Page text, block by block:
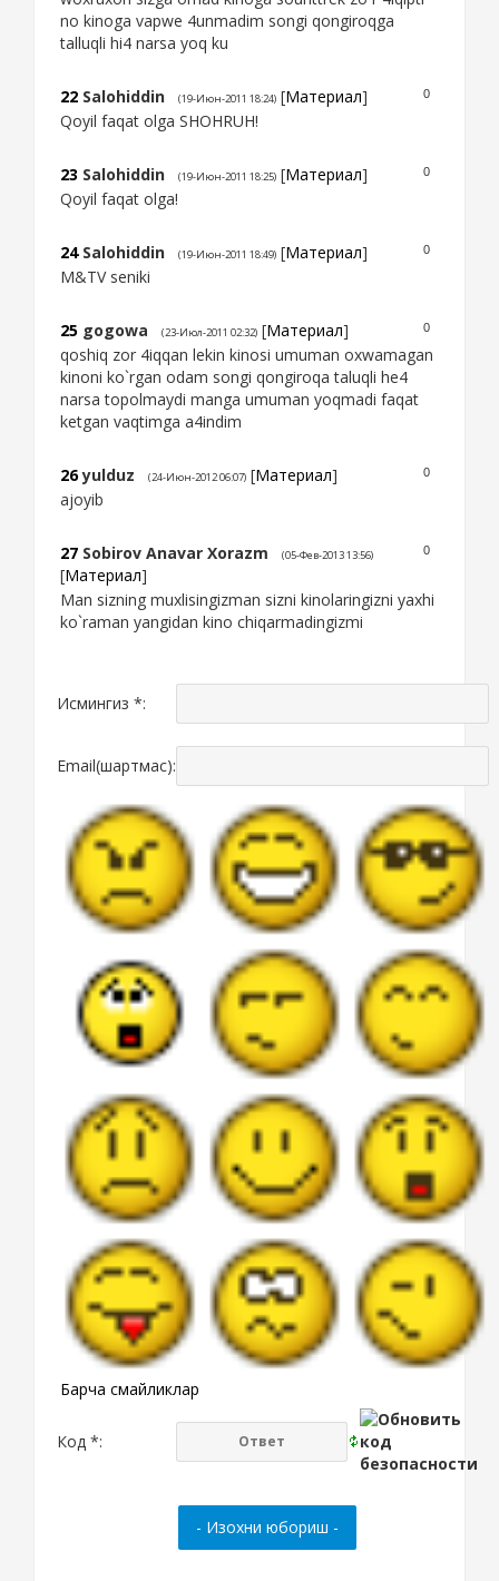
no kinoga vapwe 4unmadim songi qongiroqga
talluqli hi4 narsa yoq ku
0
22 Salohiddin (19-Июн-2011 18:24) [Материал]
Qoyil faqat olga SHOHRUH!
0
23 Salohiddin (19-Июн-2011 18:25) [Материал]
Qoyil faqat olga!
0
24 Salohiddin (19-Июн-2011 18:49) [Материал]
M&TV seniki
0
25 gogowa (23-Июл-2011 02:32) [Материал]
qoshiq zor 4iqqan lekin kinosi umuman oxwamagan
kinoni ko`rgan odam songi qongiroqa taluqli he4
narsa topolmaydi manga umuman yoqmadi faqat
ketgan vaqtimga a4indim
0
26 yulduz (24-Июн-2012 06:07) [Материал]
ajoyib
0
27 Sobirov Anavar Xorazm (05-Фев-2013 13:56)
[Материал]
Man sizning muxlisingizman sizni kinolaringizni yaxhi
ko`raman yangidan kino chiqarmadingizmi
Исмингиз *:
Email(шартмас):
Барча смайликлар
Код *: